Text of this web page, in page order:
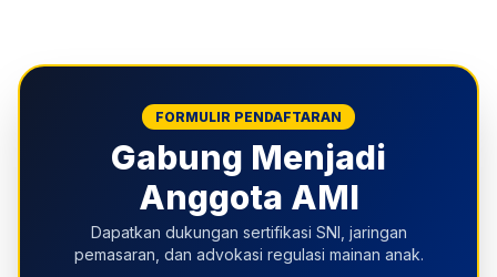
FORMULIR PENDAFTARAN
Gabung Menjadi
Anggota AMI
Dapatkan dukungan sertifikasi SNI, jaringan
pemasaran, dan advokasi regulasi mainan anak.